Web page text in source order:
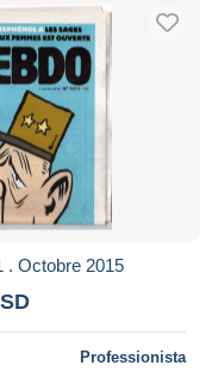
. Octobre 2015
Professionista